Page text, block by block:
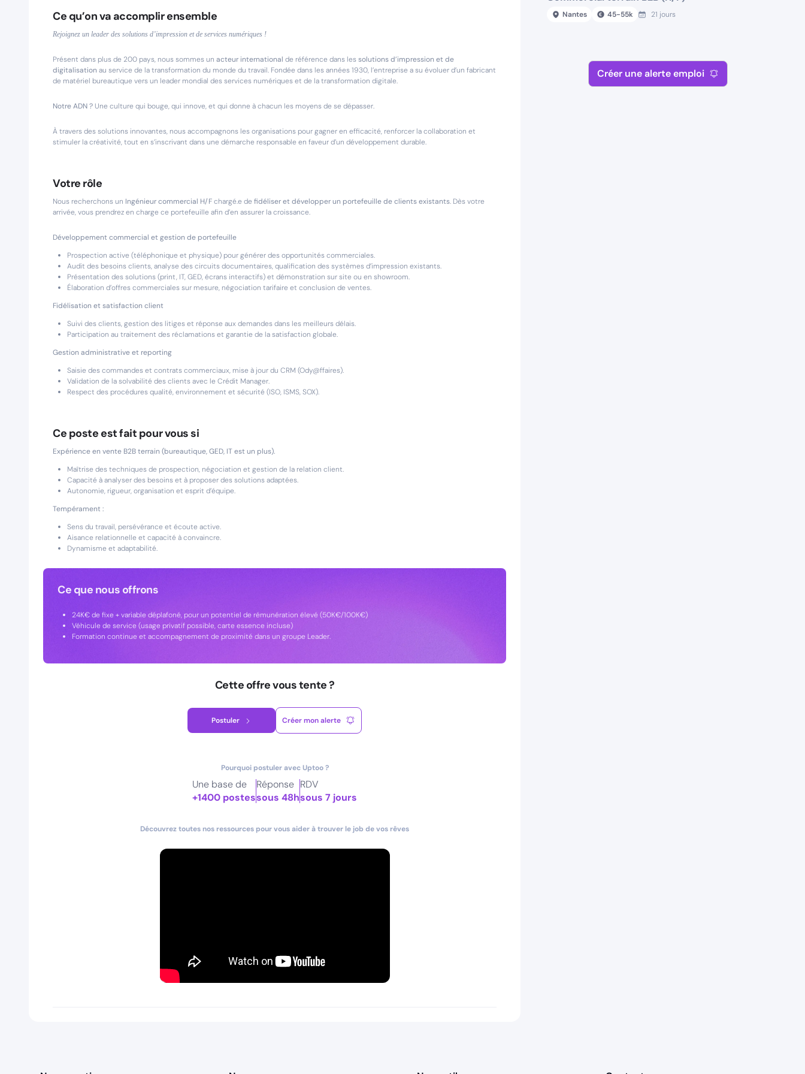
Ce qu’on va accomplir ensemble
Rejoignez un leader des solutions d’impression et de services numériques !
Présent dans plus de 200 pays, nous sommes un acteur international de référence dans lessolutions d’impression et de
digitalisation au service de la transformation du monde du travail. Fondée dans les années 1930, l’entreprise a su évoluer d’un fabricant
de matériel bureautique vers un leader mondial des services numériques et de la transformation digitale.
Notre ADN ? Une culture qui bouge, qui innove, et qui donne à chacun les moyens de se dépasser.
À travers des solutions innovantes, nous accompagnons les organisations pour gagner en efficacité, renforcer la collaboration et
stimuler la créativité, tout en s’inscrivant dans une démarche responsable en faveur d’un développement durable.
Votre rôle
Nous recherchons un Ingénieur commercial H/Fchargé.e de fidéliser et développer un portefeuille de clients existants. Dès votre
arrivée, vous prendrez en charge ce portefeuille afin d’en assurer la croissance.
Développement commercial et gestion de portefeuille
Prospection active (téléphonique et physique) pour générer des opportunités commerciales.
Audit des besoins clients, analyse des circuits documentaires, qualification des systèmes d’impression existants.
Présentation des solutions (print, IT, GED, écrans interactifs) et démonstration sur site ou en showroom.
Élaboration d’offres commerciales sur mesure, négociation tarifaire et conclusion de ventes.
Fidélisation et satisfaction client
Suivi des clients, gestion des litiges et réponse aux demandes dans les meilleurs délais.
Participation au traitement des réclamations et garantie de la satisfaction globale.
Gestion administrative et reporting
Saisie des commandes et contrats commerciaux, mise à jour du CRM (Ody@ffaires).
Validation de la solvabilité des clients avec le Crédit Manager.
Respect des procédures qualité, environnement et sécurité (ISO, ISMS, SOX).
Ce poste est fait pour vous si
Expérience en vente B2B terrain (bureautique, GED, IT est un plus).
Maîtrise des techniques de prospection, négociation et gestion de la relation client.
Capacité à analyser des besoins et à proposer des solutions adaptées.
Autonomie, rigueur, organisation et esprit d’équipe.
Tempérament :
Sens du travail, persévérance et écoute active.
Aisance relationnelle et capacité à convaincre.
Dynamisme et adaptabilité.
Ce que nous offrons
24K€ de fixe + variable déplafoné, pour un potentiel de rémunération élevé (50K€/100K€)
Véhicule de service (usage privatif possible, carte essence incluse)
Formation continue et accompagnement de proximité dans un groupe Leader.
Cette offre vous tente ?
Postuler Créer mon alerte
Pourquoi postuler avec Uptoo ?
Une base de
+1400 postes
Réponse
sous 48h
RDV
sous 7 jours
Découvrez toutes nos ressources pour vous aider à trouver le job de vos rêves
Nantes 45-55k 21 jours
Créer une alerte emploi